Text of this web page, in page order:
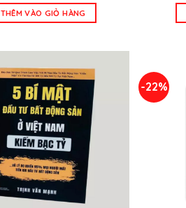
là:
350.000 ₫.là:
THÊM VÀO GIỎ HÀNG
-22%